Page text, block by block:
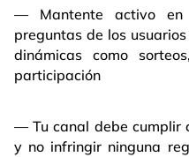
— Mantente activo en
preguntas de los
dinámicas como
participación
— Tu canal debe cumplir
y no infringir ninguna